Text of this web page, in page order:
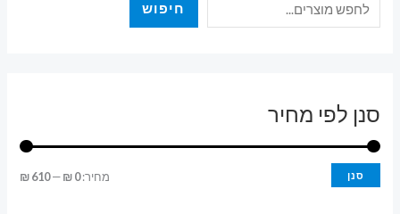
חיפוש
סנן לפי מחיר
ממ
סנן מחיר:0 ₪
—
610 ₪